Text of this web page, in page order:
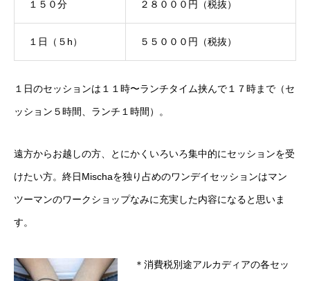
１５０分 ２８０００円（税抜）
１日（５h） ５５０００円（税抜）
１日のセッションは１１時〜ランチタイム挟んで１７時まで（セ
ッション５時間、ランチ１時間）。
遠方からお越しの方、とにかくいろいろ集中的にセッションを受
けたい方。終日Mischaを独り占めのワンデイセッションはマン
ツーマンのワークショップなみに充実した内容になると思いま
す。
＊消費税別途アルカディアの各セッ